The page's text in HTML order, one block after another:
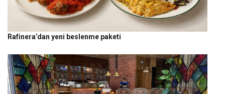
Rafinera’dan yeni beslenme paketi